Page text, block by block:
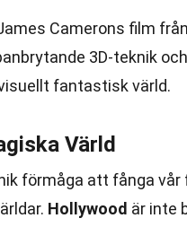
Camerons film
3D-teknik
fantastisk värld.
Värld
förmåga att fånga
Hollywood är inte